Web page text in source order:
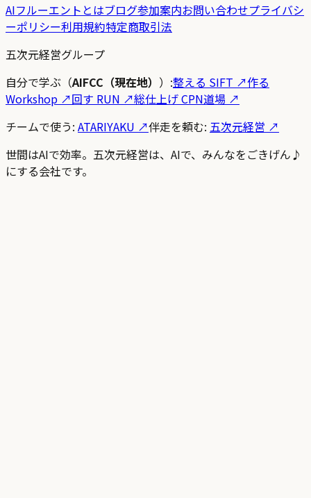
AIフルーエントとはブログ参加案内お問い合わせプライバシ
ーポリシー利用規約特定商取引法
五次元経営グループ
自分で学ぶ（AIFCC（現在地） ）:整える SIFT ↗作る
Workshop ↗回す RUN ↗総仕上げ CPN道場 ↗
チームで使う: ATARIYAKU ↗伴走を頼む: 五次元経営 ↗
世間はAIで効率。五次元経営は、AIで、みんなをごきげん♪
にする会社です。